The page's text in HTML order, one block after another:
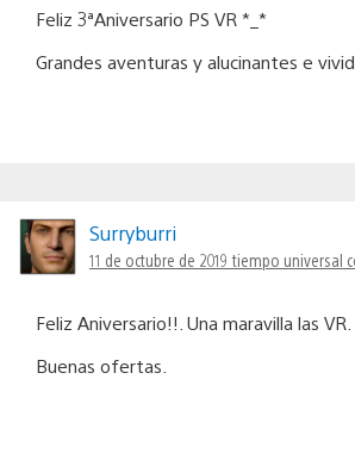
Feliz 3ªAniversario PS VR *_*
Grandes aventuras y alucinantes e
Surryburri
11 de octubre de 2019 tiempo universal
Feliz Aniversario!!. Una maravilla las VR.
Buenas ofertas.